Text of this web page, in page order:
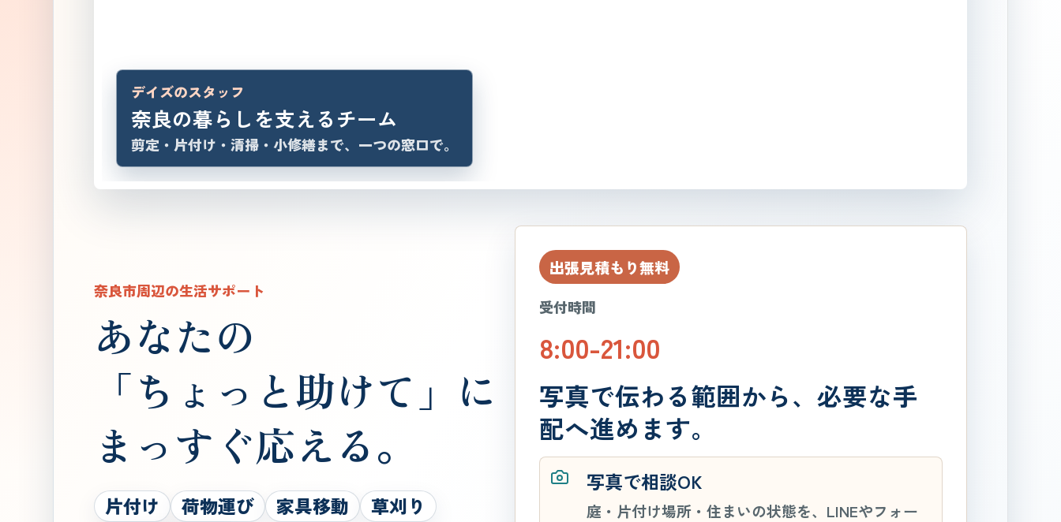
デイズのスタッフ
奈良の暮らしを支えるチーム
剪定・片付け・清掃・小修繕まで、一つの窓口で。
奈良市周辺の生活サポート
あなたの
「ちょっと助けて」に
まっすぐ応える。
片付け 荷物運び 家具移動
草刈り
出張見積もり無料
受付時間
8:00-21:00
写真で伝わる範囲から、必要な手
配へ進めます。
写真で相談OK
庭・片付け場所・住まいの状態を、LINEやフォー